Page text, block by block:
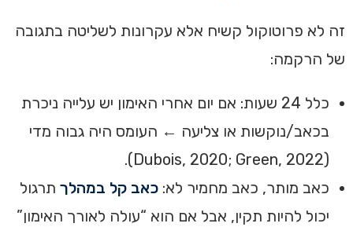
זה לא פרוטוקול קשיח אלא עקרונות לשליטה בתגובה
של הרקמה:
כלל 24 שעות: אם יום אחרי האימון יש עלייה ניכרת
בכאב/נוקשות או צליעה ← העומס היה גבוה מדי
(Dubois, 2020; Green, 2022).
כאב מותר, כאב מחמיר לא: כאב קל במהלך תרגול
יכול להיות תקין, אבל אם הוא “עולה לאורך האימון”